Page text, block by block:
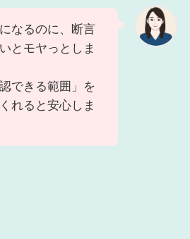
なるのに、断言
とモヤっとしま
できる範囲」を
れると安心しま